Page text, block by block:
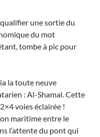
une sortie du
du mot
tombe à pic pour
la toute neuve
: Al-Shamal. Cette
voies éclairée !
maritime entre le
l’attente du pont qui